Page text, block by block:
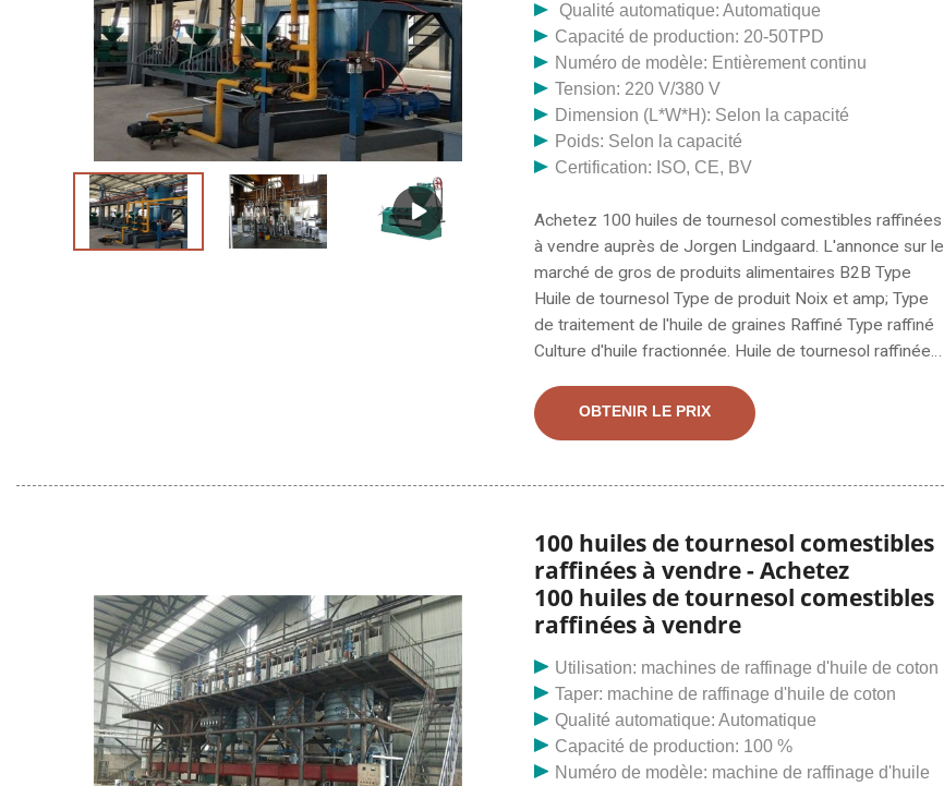
Qualité automatique: Automatique
Capacité de production: 20-50TPD
Numéro de modèle: Entièrement continu
Tension: 220 V/380 V
Dimension (L*W*H): Selon la capacité
Poids: Selon la capacité
Certification: ISO, CE, BV
Achetez 100 huiles de tournesol comestibles raffinées
à vendre auprès de Jorgen Lindgaard. L'annonce sur le
marché de gros de produits alimentaires B2B Type
Huile de tournesol Type de produit Noix et amp; Type
de traitement de l'huile de graines Raffiné Type raffiné
Culture d'huile fractionnée. Huile de tournesol raffinée,
comestibles raffinées à vendre, huile de cuisson de
tournesol, huile de tournesol européenne du
ENGTHAI GLOBAL TRADE CO., LTD.
OBTENIR LE PRIX
100 huiles de tournesol comestibles
raffinées à vendre - Achetez
100 huiles de tournesol comestibles
raffinées à vendre
Utilisation: machines de raffinage d'huile de coton
Taper: machine de raffinage d'huile de coton
Qualité automatique: Automatique
Capacité de production: 100 %
Numéro de modèle: machine de raffinage d'huile